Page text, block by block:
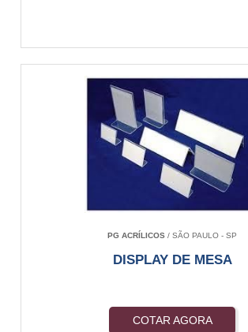
PG ACRÍLICOS / SÃO PAULO - SP
DISPLAY DE MESA
COTAR AGORA